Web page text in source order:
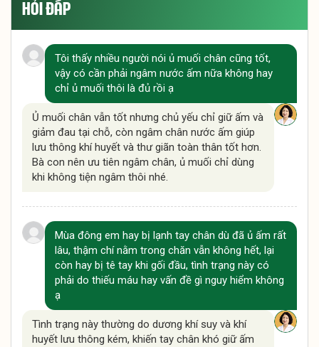
HỎI ĐÁP
Tôi thấy nhiều người nói ủ muối chân cũng tốt,
vậy có cần phải ngâm nước ấm nữa không hay
chỉ ủ muối thôi là đủ rồi ạ
Ủ muối chân vẫn tốt nhưng chủ yếu chỉ giữ ấm và
giảm đau tại chỗ, còn ngâm chân nước ấm giúp
lưu thông khí huyết và thư giãn toàn thân tốt hơn.
Bà con nên ưu tiên ngâm chân, ủ muối chỉ dùng
khi không tiện ngâm thôi nhé.
Mùa đông em hay bị lạnh tay chân dù đã ủ ấm rất
lâu, thậm chí nằm trong chăn vẫn không hết, lại
còn hay bị tê tay khi gối đầu, tình trạng này có
phải do thiếu máu hay vấn đề gì nguy hiểm không
ạ
Tình trạng này thường do dương khí suy và khí
huyết lưu thông kém, khiến tay chân khó giữ ấm